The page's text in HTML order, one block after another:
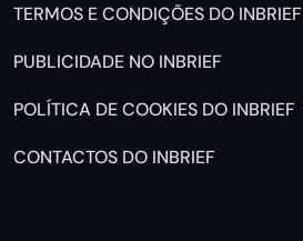
TERMOS E CONDIÇÕES DO INBRIEF
PUBLICIDADE NO INBRIEF
POLÍTICA DE COOKIES DO INBRIEF
CONTACTOS DO INBRIEF